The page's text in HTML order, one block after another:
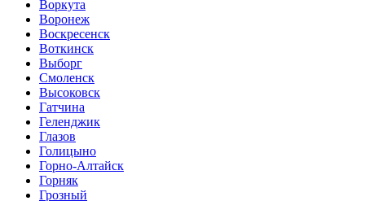
Воркута
Воронеж
Воскресенск
Воткинск
Выборг
Смоленск
Высоковск
Гатчина
Геленджик
Глазов
Голицыно
Горно-Алтайск
Горняк
Грозный